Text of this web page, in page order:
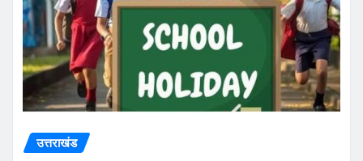
उत्तराखंड